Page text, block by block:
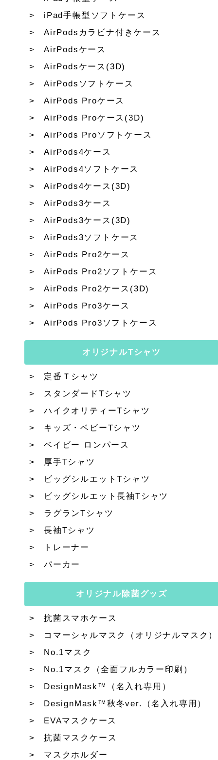
iPad手帳型ソフトケース
AirPodsカラビナ付きケース
AirPodsケース
AirPodsケース(3D)
AirPodsソフトケース
AirPods Proケース
AirPods Proケース(3D)
AirPods Proソフトケース
AirPods4ケース
AirPods4ソフトケース
AirPods4ケース(3D)
AirPods3ケース
AirPods3ケース(3D)
AirPods3ソフトケース
AirPods Pro2ケース
AirPods Pro2ソフトケース
AirPods Pro2ケース(3D)
AirPods Pro3ケース
AirPods Pro3ソフトケース
オリジナルTシャツ
定番Ｔシャツ
スタンダードTシャツ
ハイクオリティーTシャツ
キッズ・ベビーTシャツ
ベイビー ロンパース
厚手Tシャツ
ビッグシルエットTシャツ
ビッグシルエット長袖Tシャツ
ラグランTシャツ
長袖Tシャツ
トレーナー
パーカー
オリジナル除菌グッズ
抗菌スマホケース
コマーシャルマスク（オリジナルマスク）
No.1マスク
No.1マスク（全面フルカラー印刷）
DesignMask™（名入れ専用）
DesignMask™秋冬ver.（名入れ専用）
EVAマスクケース
抗菌マスクケース
マスクホルダー